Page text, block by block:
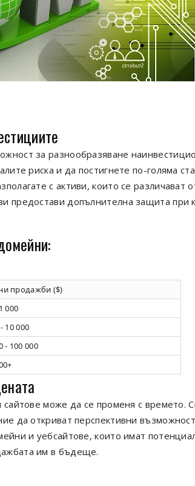
за разнообразяване
риска и да постигнете по-голяма
с активи, които се различават
предостави допълнителна защита при
продажби ($)
000
10 000
- 100 000
може да се променя с времето.
да откриват перспективни
и уебсайтове, които имат
им в бъдеще.